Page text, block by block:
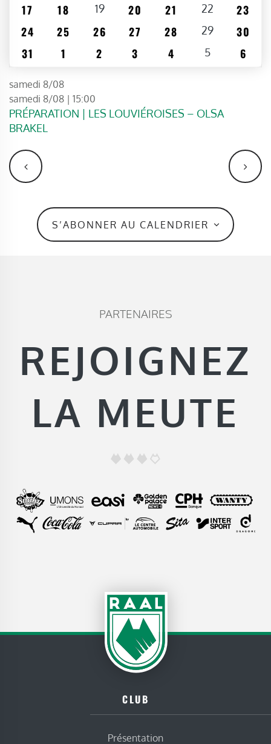
entraînera
de
la
des
événements
avec
les
filtrés.
0 ÉVÈNEMENTS
17 0 ÉVÈNEMENTS
18 1 ÉVÈNEMENT
19 0 ÉVÈNEMENTS
20 0 ÉVÈNEMENTS
21 1 ÉVÈNEMENT
22 0
23
0 ÉVÈNEMENTS
24 0 ÉVÈNEMENTS
25 0 ÉVÈNEMENTS
26 0 ÉVÈNEMENTS
27 0 ÉVÈNEMENTS
28 1 ÉVÈNEMENT
29 0
30
0 ÉVÈNEMENTS
31 0 ÉVÈNEMENTS
1 0 ÉVÈNEMENTS
2 0 ÉVÈNEMENTS
3 0 ÉVÈNEMENTS
4 1 ÉVÈNEMENT
5 0
6
samedi 8/08
samedi 8/08 | 15:00
PRÉPARATION | LES LOUVIÉROISES – OLSA
BRAKEL
S’ABONNER AU CALENDRIER
PARTENAIRES
REJOIGNEZ
LA MEUTE
CLUB
Présentation